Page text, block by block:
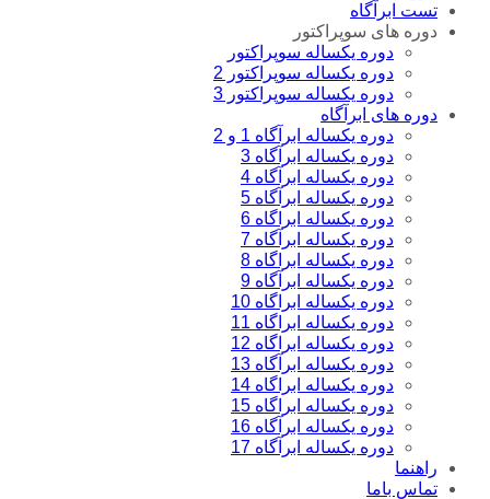
تست ابرآگاه
دوره های سوپراکتور
دوره یکساله سوپراکتور
دوره یکساله سوپراکتور 2
دوره یکساله سوپراکتور 3
دوره های ابرآگاه
دوره یکساله ابرآگاه 1 و 2
دوره یکساله ابرآگاه 3
دوره یکساله ابرآگاه 4
دوره یکساله ابرآگاه 5
دوره یکساله ابراگاه 6
دوره یکساله ابرآگاه 7
دوره یکساله ابراگاه 8
دوره یکساله ابرآگاه 9
دوره یکساله ابراگاه 10
دوره یکساله ابراگاه 11
دوره یکساله ابراگاه 12
دوره یکساله ابرآگاه 13
دوره یکساله ابراگاه 14
دوره یکساله ابراگاه 15
دوره یکساله ابرآگاه 16
دوره یکساله ابرآگاه 17
راهنما
تماس باما